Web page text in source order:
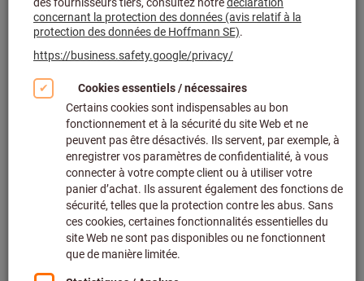
Cliquer pour agrandir l’image